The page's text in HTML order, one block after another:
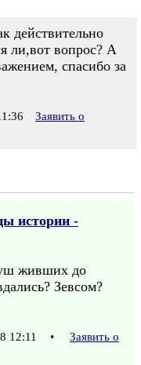
действительно
ли,вот вопрос? А
спасибо за
Заявить о
истории -
живших до
Зевсом?
12:11 •
Заявить о